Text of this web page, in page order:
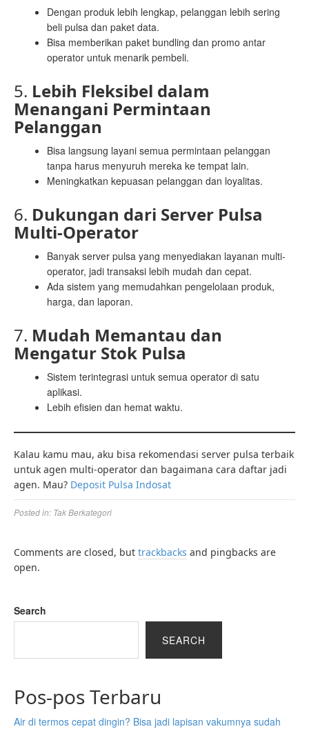
Dengan produk lebih lengkap, pelanggan lebih sering
beli pulsa dan paket data.
Bisa memberikan paket bundling dan promo antar
operator untuk menarik pembeli.
5. Lebih Fleksibel dalam
Menangani Permintaan
Pelanggan
Bisa langsung layani semua permintaan pelanggan
tanpa harus menyuruh mereka ke tempat lain.
Meningkatkan kepuasan pelanggan dan loyalitas.
6. Dukungan dari Server Pulsa
Multi-Operator
Banyak server pulsa yang menyediakan layanan multi-
operator, jadi transaksi lebih mudah dan cepat.
Ada sistem yang memudahkan pengelolaan produk,
harga, dan laporan.
7. Mudah Memantau dan
Mengatur Stok Pulsa
Sistem terintegrasi untuk semua operator di satu
aplikasi.
Lebih efisien dan hemat waktu.
Kalau kamu mau, aku bisa rekomendasi server pulsa terbaik
untuk agen multi-operator dan bagaimana cara daftar jadi
agen. Mau? Deposit Pulsa Indosat
Posted in: Tak Berkategori
Comments are closed, but trackbacks and pingbacks are
open.
Search
SEARCH
Pos-pos Terbaru
Air di termos cepat dingin? Bisa jadi lapisan vakumnya sudah